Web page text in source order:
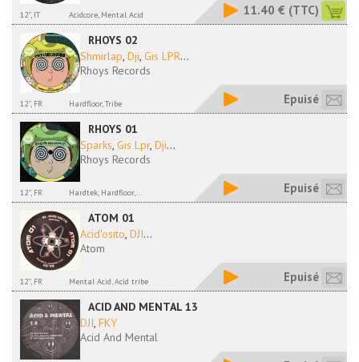
12'', IT Acidcore, Mental Acid 11.40 € (TTC)
RHOYS 02
Shmirlap, Dji, Gis LPR...
Rhoys Records
12'', FR Hardfloor, Tribe Epuisé
RHOYS 01
Sparks, Gis Lpr, Dji...
Rhoys Records
12'', FR Hardtek, Hardfloor,... Epuisé
ATOM 01
Acid'osito, DJI...
Atom
12'', FR Mental Acid, Acid tribe Epuisé
ACID AND MENTAL 13
DJI, FKY
Acid And Mental